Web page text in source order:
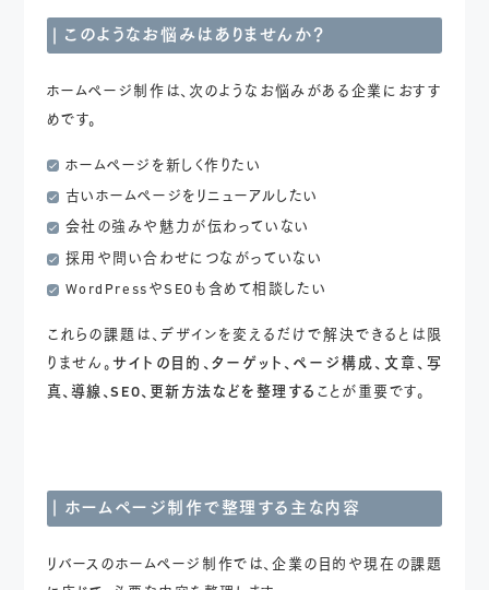
このようなお悩みは ありませんか？
ホームページ制作は、次のようなお悩みがある企業におすす
めです。
ホームページを新しく作りたい
古いホームページをリニューアルしたい
会社の強みや魅力が伝わっていない
採用や問い合わせにつながっていない
WordPressやSEOも含めて相談したい
これらの課題は、デザインを変えるだけで解決できるとは限
りません。サイトの目的、ターゲット、ページ構成、文章、写
真、導線、SEO、更新方法などを整理する ことが重要です。
ホームページ制作で整理する主な内容
リバースのホームページ制作では、企業の目的や現在の課題